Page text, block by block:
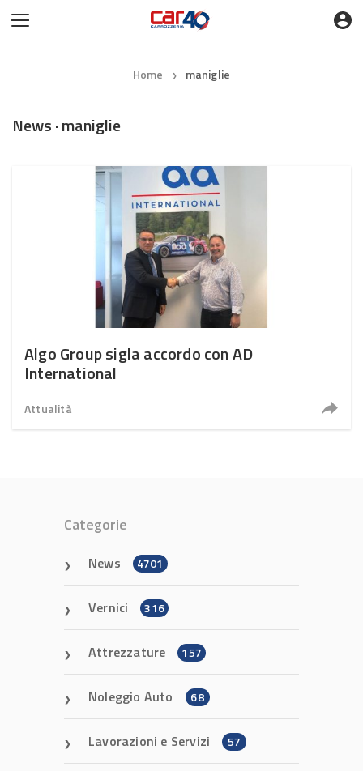
Home ❯ maniglie
News · maniglie
Algo Group sigla accordo con AD
International
Attualità
Categorie
News 4701
Vernici 316
Attrezzature 157
Noleggio Auto 68
Lavorazioni e Servizi 57